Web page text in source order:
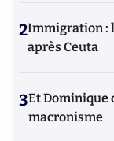
2Immigration :
après Ceuta
3Et Dominique
macronisme